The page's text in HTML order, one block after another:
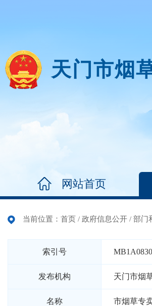
天门市烟
网站首页
当前位置： 首页 / 政府信息公开 / 部门
索引号
发布机构 天门市烟
名称 市烟草专